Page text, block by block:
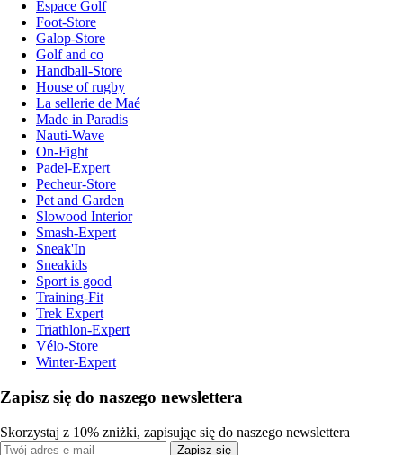
Espace Golf
Foot-Store
Galop-Store
Golf and co
Handball-Store
House of rugby
La sellerie de Maé
Made in Paradis
Nauti-Wave
On-Fight
Padel-Expert
Pecheur-Store
Pet and Garden
Slowood Interior
Smash-Expert
Sneak'In
Sneakids
Sport is good
Training-Fit
Trek Expert
Triathlon-Expert
Vélo-Store
Winter-Expert
Zapisz się do naszego newslettera
Skorzystaj z 10% zniżki, zapisując się do naszego newslettera
Zapisz się